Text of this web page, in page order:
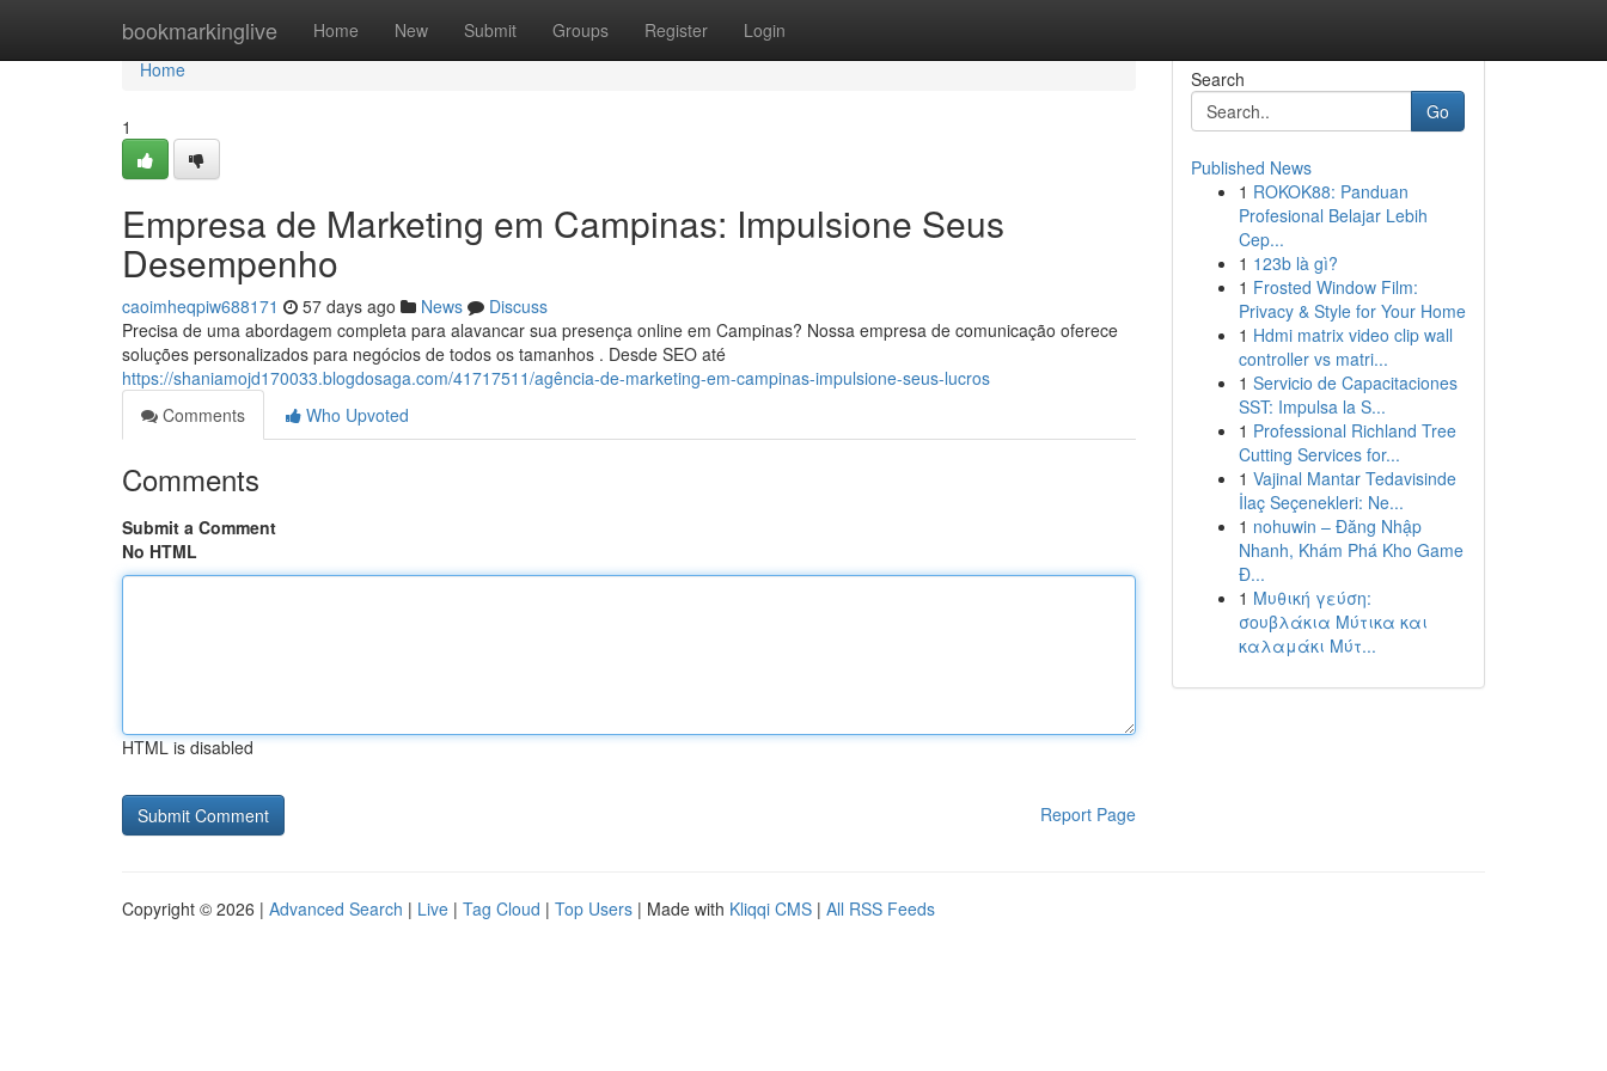
bookmarkinglive Home New Submit Groups Register Login
Home
Home
1
Empresa de Marketing em Campinas: Impulsione Seus
Desempenho
caoimheqpiw688171 57 days ago News
Discuss
Precisa de uma abordagem completa para alavancar sua presença online em Campinas? Nossa empresa de comunicação oferece
soluções personalizados para negócios de todos os tamanhos . Desde SEO até
https://shaniamojd170033.blogdosaga.com/41717511/agência-de-marketing-em-campinas-impulsione-seus-lucros
Comments
Who Upvoted
Comments
Submit a Comment
No HTML
HTML is disabled
Report Page
Search
Go
Published News
1 ROKOK88: Panduan
Profesional Belajar Lebih
Cep...
1 123b là gì?
1 Frosted Window Film:
Privacy & Style for Your Home
1 Hdmi matrix video clip wall
controller vs matri...
1 Servicio de Capacitaciones
SST: Impulsa la S...
1 Professional Richland Tree
Cutting Services for...
1 Vajinal Mantar Tedavisinde
İlaç Seçenekleri: Ne...
1 nohuwin – Đăng Nhập
Nhanh, Khám Phá Kho Game
Đ...
1 Μυθική γεύση:
σουβλάκια Μύτικα και
καλαμάκι Μύτ...
Copyright © 2026 | Advanced Search | Live | Tag Cloud | Top Users | Made with Kliqqi CMS | All RSS Feeds